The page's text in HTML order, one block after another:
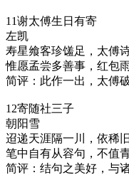
11谢太傅生日有寄
左凯
寿星飨客珍馐足，太傅
惟愿孟尝多善事，红包
简评：此作一出，太傅破
12寄随社三子
朝阳雪
迢递天涯隔一川，依稀
笔中自有从容句，不值
简评：结句之美好，与